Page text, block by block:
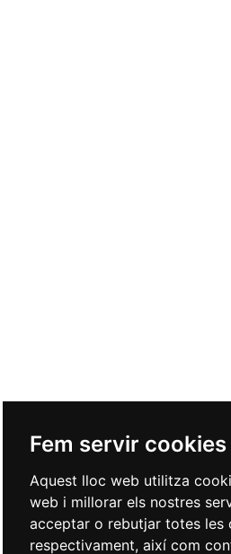
Fem servir cookies
Aquest lloc web utilitza
web i millorar els nostres
acceptar o rebutjar totes
respectivament, així com